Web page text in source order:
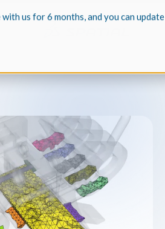
us for 6 months, and you can